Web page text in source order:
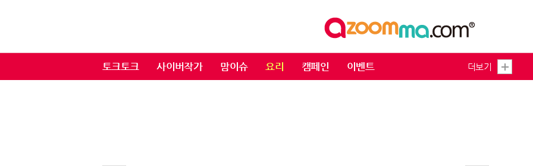
토크토크 사이버작가 맘이슈 요리 캠페인 이벤트 더보기